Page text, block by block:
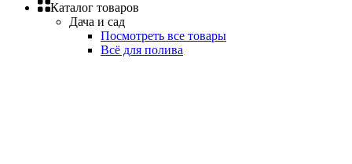
Каталог товаров
Дача и сад
Посмотреть все товары
Всё для полива